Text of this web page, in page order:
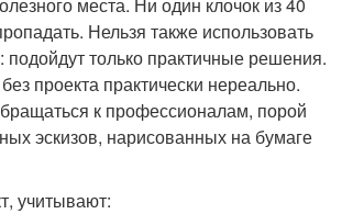
места. Ни один клочок из 40
Нельзя также использовать
подойдут только практичные решения.
проекта практически нереально.
к профессионалам, порой
эскизов, нарисованных на бумаге
учитывают: